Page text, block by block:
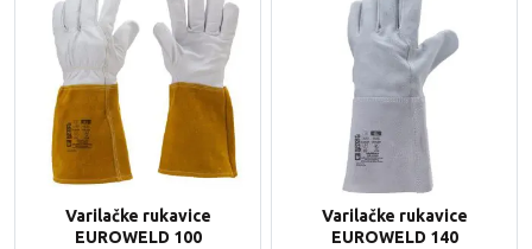
Varilačke rukavice
EUROWELD 100
Varilačke rukavice
EUROWELD 140